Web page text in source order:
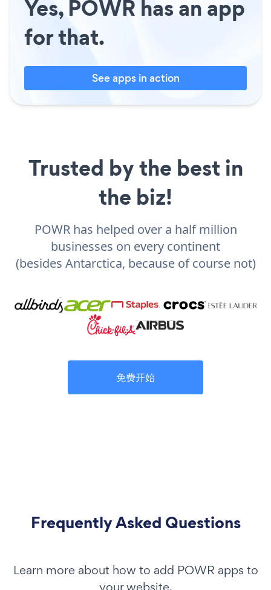
Yes, POWR has an app
for that.
See apps in action
Trusted by the best in
the biz!
POWR has helped over a half million
businesses on every continent
(besides Antarctica, because of course not)
免费开始
Frequently Asked Questions
Learn more about how to add POWR apps to